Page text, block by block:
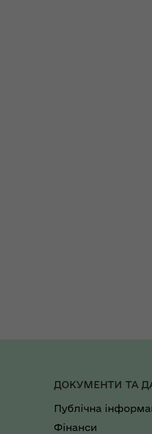
ДОКУМЕНТИ ТА
Публічна
Фінанси